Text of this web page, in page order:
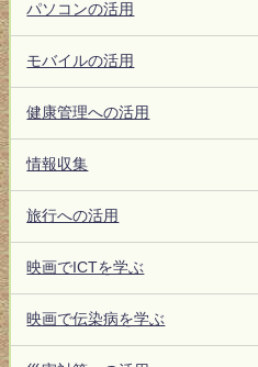
パソコンの活用
モバイルの活用
健康管理への活用
情報収集
旅行への活用
映画でICTを学ぶ
映画で伝染病を学ぶ